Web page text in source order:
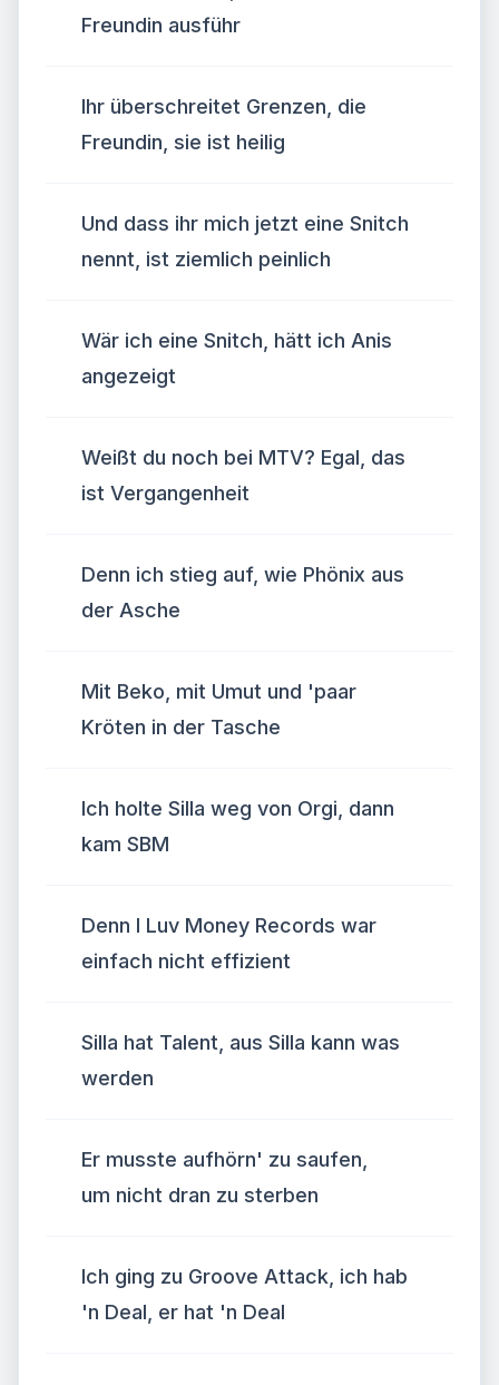
Freundin ausführ
Ihr überschreitet Grenzen, die
Freundin, sie ist heilig
Und dass ihr mich jetzt eine Snitch
nennt, ist ziemlich peinlich
Wär ich eine Snitch, hätt ich Anis
angezeigt
Weißt du noch bei MTV? Egal, das
ist Vergangenheit
Denn ich stieg auf, wie Phönix aus
der Asche
Mit Beko, mit Umut und 'paar
Kröten in der Tasche
Ich holte Silla weg von Orgi, dann
kam SBM
Denn I Luv Money Records war
einfach nicht effizient
Silla hat Talent, aus Silla kann was
werden
Er musste aufhörn' zu saufen,
um nicht dran zu sterben
Ich ging zu Groove Attack, ich hab
'n Deal, er hat 'n Deal